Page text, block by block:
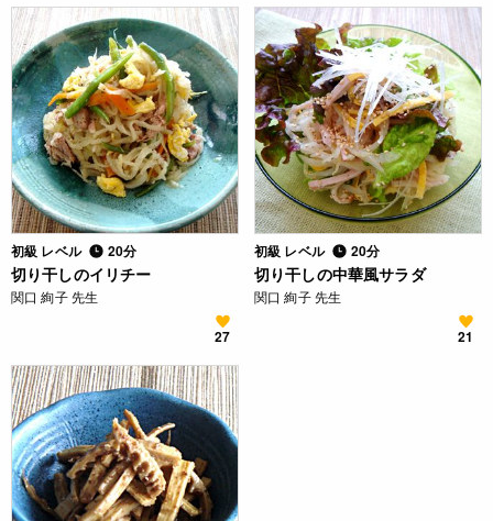
初級 レベル 20分
切り干しのイリチー
関口 絢子 先生
27
初級 レベル 20分
切り干しの中華風サラダ
関口 絢子 先生
21